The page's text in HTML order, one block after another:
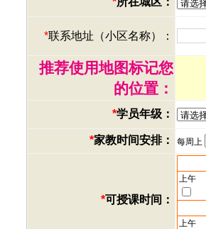
*联系地址（小区名称）：
推荐使用地图标记您
的位置：
*学员年级：
*家教时间安排： 每周上
*可授课时间：
上午
上午